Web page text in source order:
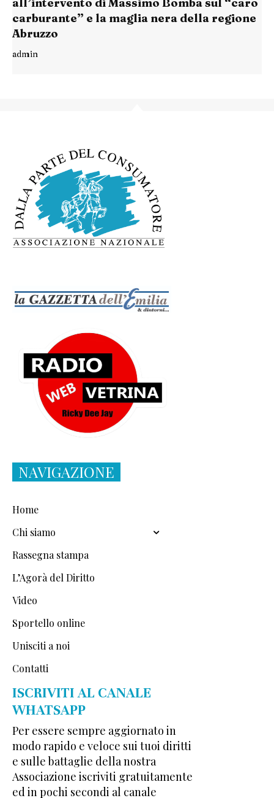
all’intervento di Massimo Bomba sul “caro
carburante” e la maglia nera della regione
Abruzzo
admin
NAVIGAZIONE
Home
Chi siamo
Rassegna stampa
L’Agorà del Diritto
Video
Sportello online
Unisciti a noi
Contatti
ISCRIVITI AL CANALE
WHATSAPP
Per essere sempre aggiornato in
modo rapido e veloce sui tuoi diritti
e sulle battaglie della nostra
Associazione iscriviti gratuitamente
ed in pochi secondi al canale